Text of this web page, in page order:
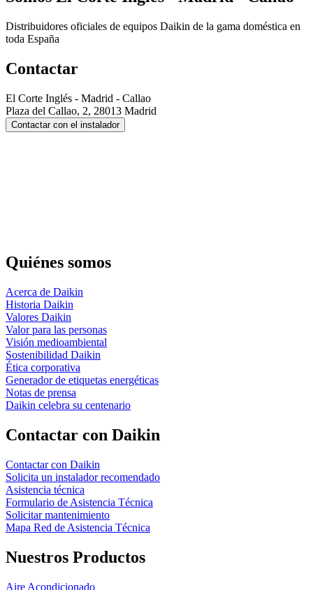
Distribuidores oficiales de equipos Daikin de la gama doméstica en
toda España
Contactar
El Corte Inglés - Madrid - Callao
Plaza del Callao, 2, 28013 Madrid
Contactar con el instalador
Quiénes somos
Acerca de Daikin
Historia Daikin
Valores Daikin
Valor para las personas
Visión medioambiental
Sostenibilidad Daikin
Ética corporativa
Generador de etiquetas energéticas
Notas de prensa
Daikin celebra su centenario
Contactar con Daikin
Contactar con Daikin
Solicita un instalador recomendado
Asistencia técnica
Formulario de Asistencia Técnica
Solicitar mantenimiento
Mapa Red de Asistencia Técnica
Nuestros Productos
Aire Acondicionado